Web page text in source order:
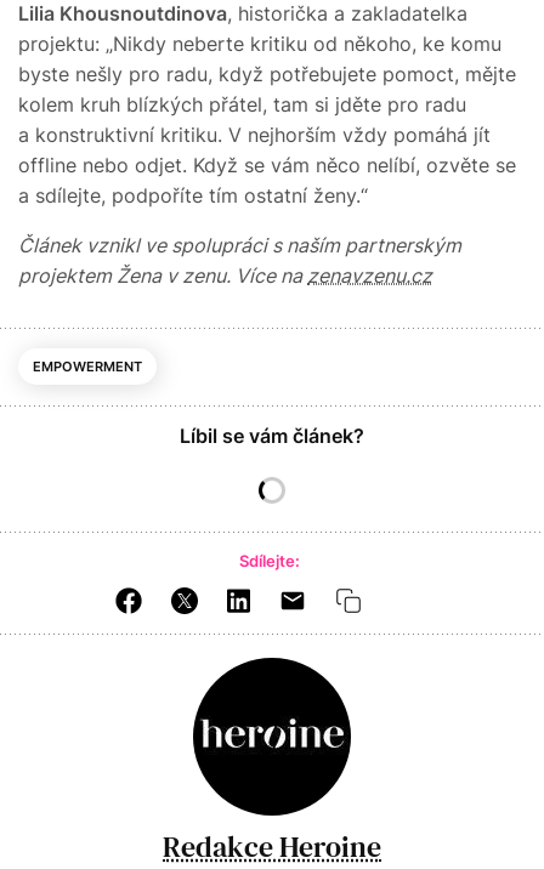
Lilia Khousnoutdinova, historička a zakladatelka
projektu: „Nikdy neberte kritiku od někoho, ke komu
byste nešly pro radu, když potřebujete pomoct, mějte
kolem kruh blízkých přátel, tam si jděte pro radu
a konstruktivní kritiku. V nejhorším vždy pomáhá jít
offline nebo odjet. Když se vám něco nelíbí, ozvěte se
a sdílejte, podpoříte tím ostatní ženy.“
Článek vznikl ve spolupráci s naším partnerským
projektem Žena v zenu. Více na zenavzenu.cz
EMPOWERMENT
Líbil se vám článek?
Sdílejte:
Redakce Heroine